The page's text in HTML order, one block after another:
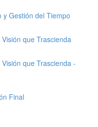
y Gestión del Tiempo
que Trascienda
que Trascienda -
Final